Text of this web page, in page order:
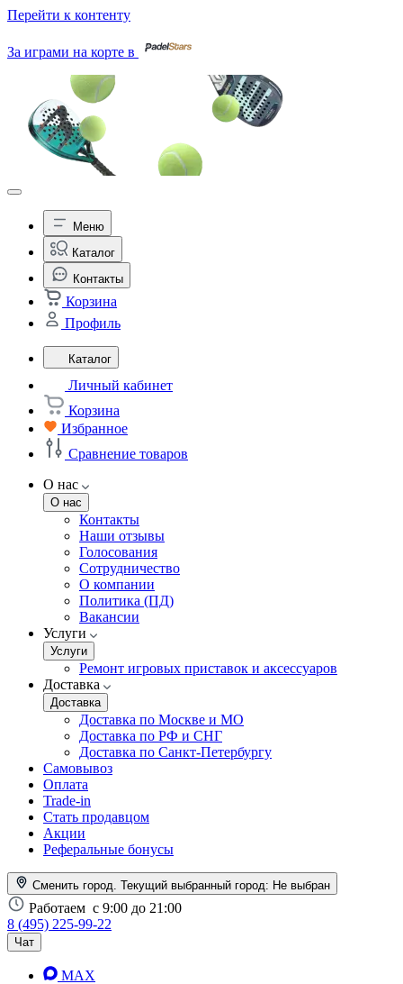
Перейти к контенту
За играми на корте в
Меню
Каталог
Контакты
Корзина
Профиль
Каталог
Личный кабинет
Корзина
Избранное
Сравнение товаров
О нас
О нас
Контакты
Наши отзывы
Голосования
Сотрудничество
О компании
Политика (ПД)
Вакансии
Услуги
Услуги
Ремонт игровых приставок и аксессуаров
Доставка
Доставка
Доставка по Москве и МО
Доставка по РФ и СНГ
Доставка по Санкт-Петербургу
Самовывоз
Оплата
Trade-in
Стать продавцом
Акции
Реферальные бонусы
Сменить город. Текущий выбранный город: Не выбран
Работаем с 9:00 до 21:00
8 (495) 225-99-22
Чат
MAX